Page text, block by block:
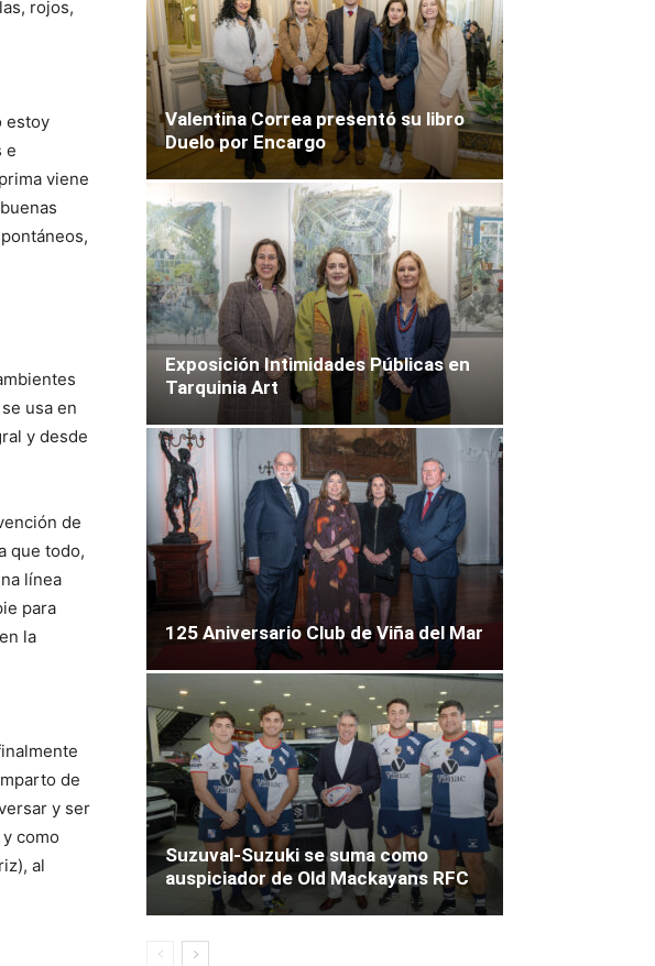
rojos,
estoy
e
viene
usa en
y desde
de
que todo,
línea
para
la
de
y ser
como
al
Valentina Correa presentó su libro
Duelo por Encargo
Exposición Intimidades Públicas en
Tarquinia Art
125 Aniversario Club de Viña del Mar
Suzuval-Suzuki se suma como
auspiciador de Old Mackayans RFC